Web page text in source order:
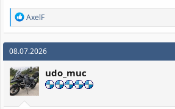
R
e
a
k
t
i
o
n
e
n
AxelF
08.07.2026
udo_muc